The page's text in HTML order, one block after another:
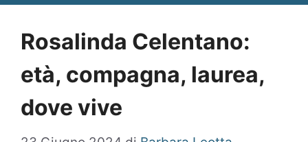
Rosalinda Celentano:
età, compagna, laurea,
dove vive